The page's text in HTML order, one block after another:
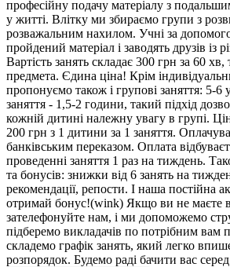
професійну подачу матеріалу з
у житті. Влітку ми збираємо групи з
розважальним нахилом. Учні за
пройдений матеріал і заводять друзів із
Вартість занять складає 300 грн за 60 хв,
предмета. Єдина ціна! Крім
пропонуємо також і групові заняття: 5-6
заняття - 1,5-2 години, такий підхід
кожній дитині належну увагу в групі.
200 грн з 1 дитини за 1 заняття.
банківським переказом. Оплата
проведенні заняття 1 раз на тиждень.
та бонусів: знижки від 6 занять на
рекомендації, репости. І наша постійна
отримай бонус!(wink) Якщо ви не маєте
зателефонуйте нам, і ми допоможемо
підберемо викладачів по потрібним вам
складемо графік занять, який легко
розпорядок. Будемо раді бачити вас